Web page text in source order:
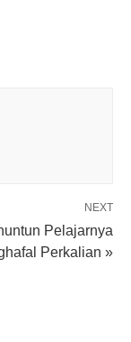
NEXT
Pelajarnya
Perkalian »